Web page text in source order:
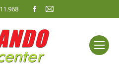
Facebook
opens
in
new
Mail